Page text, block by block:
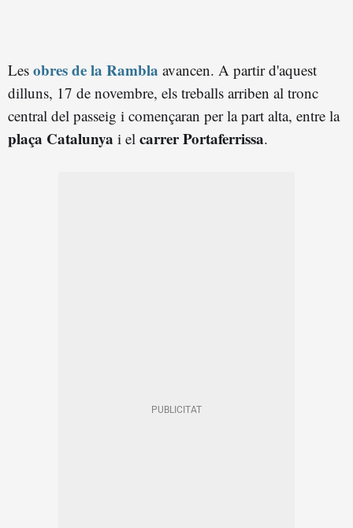
Les obres de la Rambla avancen. A partir d'aquest
dilluns, 17 de novembre, els treballs arriben al tronc
central del passeig i començaran per la part alta, entre la
plaça Catalunya i el carrer Portaferrissa.